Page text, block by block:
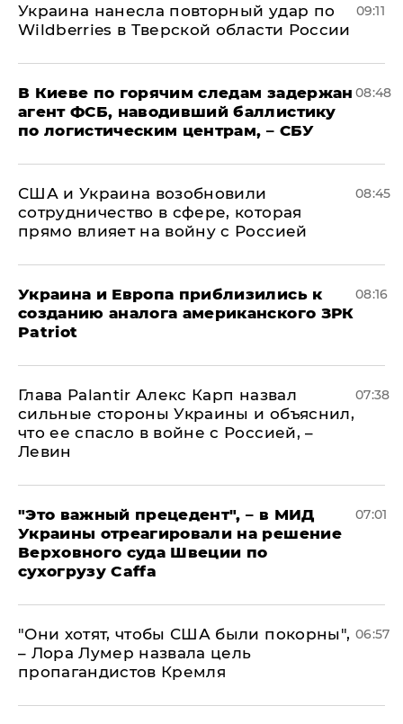
Украина нанесла повторный удар по
Wildberries в Тверской области России
09:11
В Киеве по горячим следам задержан
агент ФСБ, наводивший баллистику
по логистическим центрам, – СБУ
08:48
США и Украина возобновили
сотрудничество в сфере, которая
прямо влияет на войну с Россией
08:45
Украина и Европа приблизились к
созданию аналога американского ЗРК
Patriot
08:16
Глава Palantir Алекс Карп назвал
сильные стороны Украины и объяснил,
что ее спасло в войне с Россией, –
Левин
07:38
"Это важный прецедент", – в МИД
Украины отреагировали на решение
Верховного суда Швеции по
сухогрузу Caffa
07:01
"Они хотят, чтобы США были покорны",
– Лора Лумер назвала цель
пропагандистов Кремля
06:57